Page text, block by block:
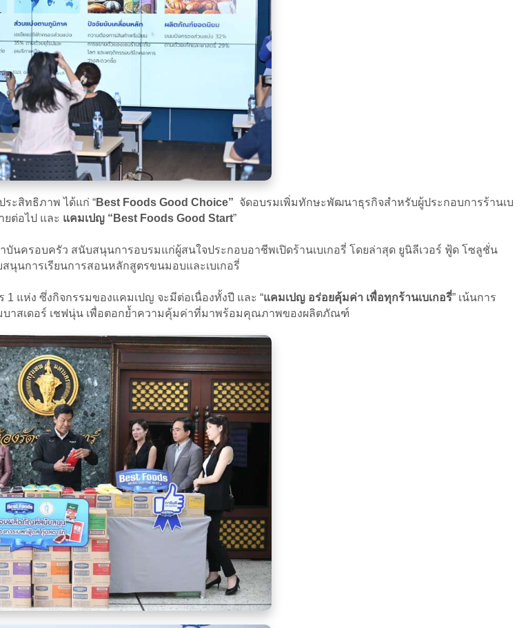
ระสิทธิภาพ ได้แก่ “Best Foods Good Choice” จัดอบรมเพิ่มทักษะพัฒนาธุรกิจสำหรับผู้ประกอบการร้านเบ
ยต่อไป และ แคมเปญ “Best Foods Good Start”
ครอบครัว สนับสนุนการอบรมแก่ผู้สนใจประกอบอาชีพเปิดร้านเบเกอรี่ โดยล่าสุด ยูนิลีเวอร์ ฟู้ด โซลูชั่น
นการเรียนการสอนหลักสูตรขนมอบและเบเกอรี่
แห่ง ซึ่งกิจกรรมของแคมเปญ จะมีต่อเนื่องทั้งปี และ “แคมเปญ อร่อยคุ้มค่า เพื่อทุกร้านเบเกอรี่” เน้นการ
าสเดอร์ เชฟนุ่น เพื่อตอกย้ำความคุ้มค่าที่มาพร้อมคุณภาพของผลิตภัณฑ์